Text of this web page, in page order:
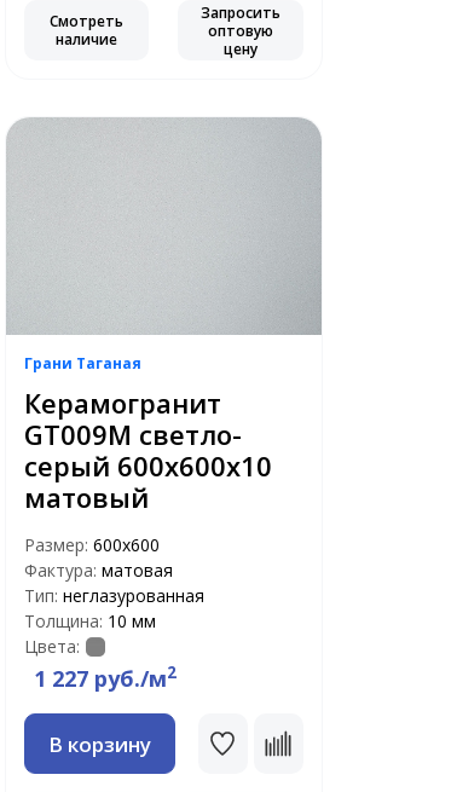
Смотреть
наличие
Запросить
оптовую
цену
Грани Таганая
Керамогранит
GT009M светло-
серый 600х600х10
матовый
Размер: 600х600
Фактура: матовая
Тип: неглазурованная
Толщина: 10 мм
Цвета:
1 227 руб./м2
В корзину